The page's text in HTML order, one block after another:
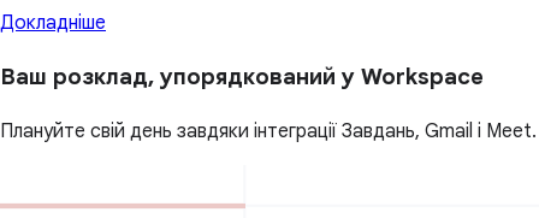
Докладніше
Ваш розклад, упорядкований у Workspace
Плануйте свій день завдяки інтеграції Завдань, Gmail і Meet.